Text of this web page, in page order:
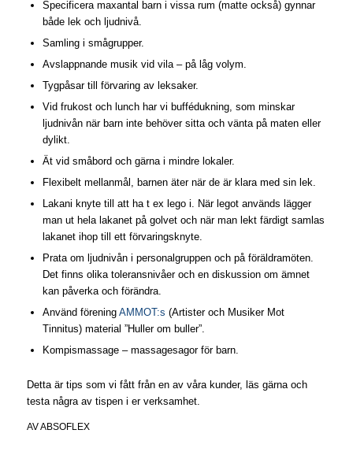
Specificera maxantal barn i vissa rum (matte också) gynnar
både lek och ljudnivå.
Samling i smågrupper.
Avslappnande musik vid vila – på låg volym.
Tygpåsar till förvaring av leksaker.
Vid frukost och lunch har vi buffédukning, som minskar
ljudnivån när barn inte behöver sitta och vänta på maten eller
dylikt.
Ät vid småbord och gärna i mindre lokaler.
Flexibelt mellanmål, barnen äter när de är klara med sin lek.
Lakani knyte till att ha t ex lego i. När legot används lägger
man ut hela lakanet på golvet och när man lekt färdigt samlas
lakanet ihop till ett förvaringsknyte.
Prata om ljudnivån i personalgruppen och på föräldramöten.
Det finns olika toleransnivåer och en diskussion om ämnet
kan påverka och förändra.
Använd förening AMMOT:s (Artister och Musiker Mot
Tinnitus) material ”Huller om buller”.
Kompismassage – massagesagor för barn.
Detta är tips som vi fått från en av våra kunder, läs gärna och
testa några av tispen i er verksamhet.
AVABSOFLEX